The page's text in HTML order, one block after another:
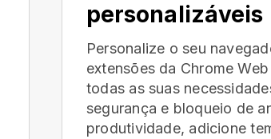
personalizáveis
Personalize o seu
extensões da Chrome
todas as suas
segurança e bloqueio de
produtividade, adicione